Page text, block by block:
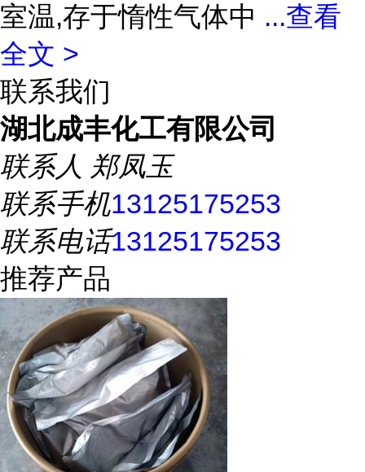
室温,存于惰性气体中 ...查看
全文 >
联系我们
湖北成丰化工有限公司
联系人 郑凤玉
联系手机13125175253
联系电话13125175253
推荐产品